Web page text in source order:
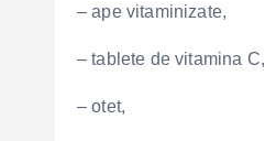
– ape vitaminizate,
– tablete de vitamina C,
– otet,